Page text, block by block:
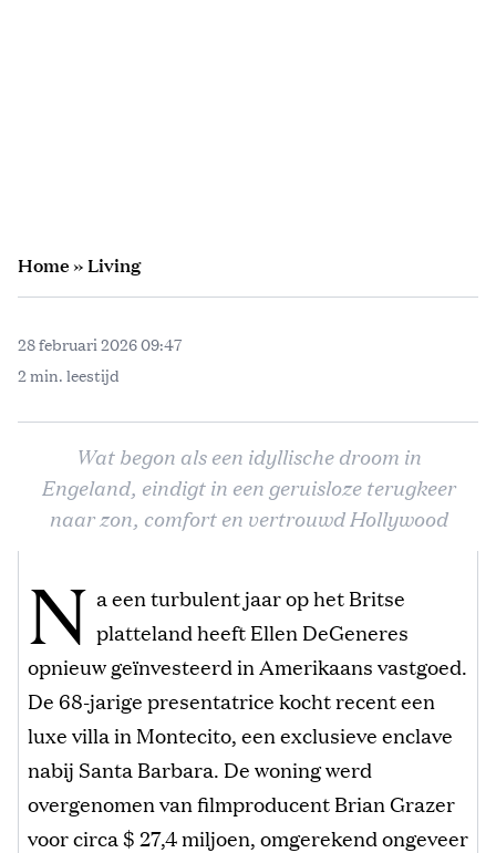
Home»Living
28 februari 2026 09:47
2 min. leestijd
Wat begon als een idyllische droom in
Engeland, eindigt in een geruisloze terugkeer
naar zon, comfort en vertrouwd Hollywood
N a een turbulent jaar op het Britse
platteland heeft Ellen DeGeneres
opnieuw geïnvesteerd in Amerikaans vastgoed.
De 68-jarige presentatrice kocht recent een
luxe villa in Montecito, een exclusieve enclave
nabij Santa Barbara. De woning werd
overgenomen van filmproducent Brian Grazer
voor circa $ 27,4 miljoen, omgerekend ongeveer